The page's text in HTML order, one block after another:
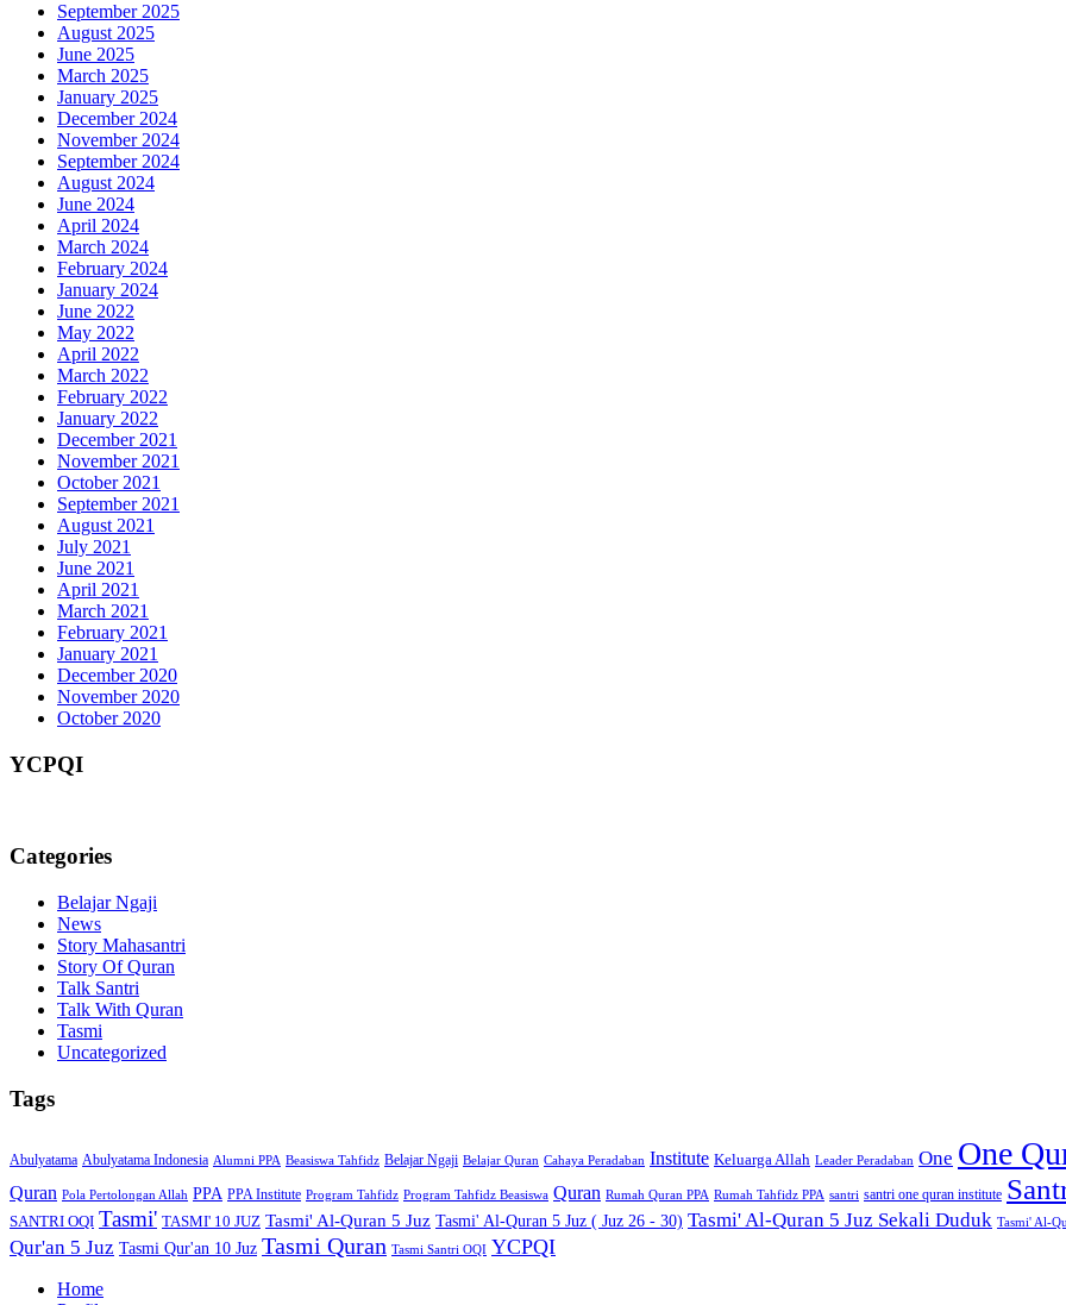
September 2025
August 2025
June 2025
March 2025
January 2025
December 2024
November 2024
September 2024
August 2024
June 2024
April 2024
March 2024
February 2024
January 2024
June 2022
May 2022
April 2022
March 2022
February 2022
January 2022
December 2021
November 2021
October 2021
September 2021
August 2021
July 2021
June 2021
April 2021
March 2021
February 2021
January 2021
December 2020
November 2020
October 2020
YCPQI
Categories
Belajar Ngaji
News
Story Mahasantri
Story Of Quran
Talk Santri
Talk With Quran
Tasmi
Uncategorized
Tags
Abulyatama Abulyatama Indonesia Alumni PPA Beasiswa Tahfidz Belajar Ngaji Belajar Quran Cahaya Peradaban Institute Keluarga Allah Leader Peradaban One One
Quran Pola Pertolongan Allah PPA PPA Institute Program Tahfidz Program Tahfidz Beasiswa Quran Rumah Quran PPA Rumah Tahfidz PPA santri santri one quran institute
SANTRI OQI Tasmi' TASMI' 10 JUZ Tasmi' Al-Quran 5 Juz Tasmi' Al-Quran 5 Juz ( Juz 26 - 30) Tasmi' Al-Quran 5 Juz Sekali Duduk Tasmi' Al-
Qur'an 5 Juz Tasmi Qur'an 10 Juz Tasmi Quran Tasmi Santri OQI YCPQI
Home